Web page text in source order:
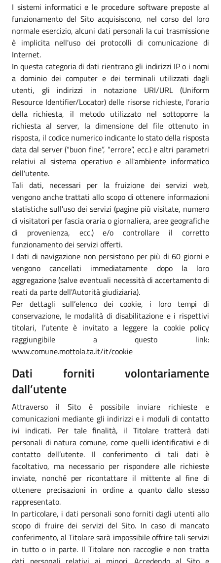
I sistemi informatici e le procedure software preposte al
funzionamento del Sito acquisiscono, nel corso del loro
normale esercizio, alcuni dati personali la cui trasmissione
è implicita nell'uso dei protocolli di comunicazione di
Internet.
In questa categoria di dati rientrano gli indirizzi IP o i nomi
a dominio dei computer e dei terminali utilizzati dagli
utenti, gli indirizzi in notazione URI/URL (Uniform
Resource Identifier/Locator) delle risorse richieste, l'orario
della richiesta, il metodo utilizzato nel sottoporre la
richiesta al server, la dimensione del file ottenuto in
risposta, il codice numerico indicante lo stato della risposta
data dal server (“buon fine”, “errore”, ecc.) e altri parametri
relativi al sistema operativo e all'ambiente informatico
dell'utente.
Tali dati, necessari per la fruizione dei servizi web,
vengono anche trattati allo scopo di ottenere informazioni
statistiche sull'uso dei servizi (pagine più visitate, numero
di visitatori per fascia oraria o giornaliera, aree geografiche
di provenienza, ecc.) e/o controllare il corretto
funzionamento dei servizi offerti.
I dati di navigazione non persistono per più di 60 giorni e
vengono cancellati immediatamente dopo la loro
aggregazione (salve eventuali necessità di accertamento di
reati da parte dell'Autorità giudiziaria).
Per dettagli sull’elenco dei cookie, i loro tempi di
conservazione, le modalità di disabilitazione e i rispettivi
titolari, l’utente è invitato a leggere la cookie policy
raggiungibile a questo link:
www.comune.mottola.ta.it/it/cookie
Dati forniti volontariamente
dall’utente
Attraverso il Sito è possibile inviare richieste e
comunicazioni mediante gli indirizzi e i moduli di contatto
ivi indicati. Per tale finalità, il Titolare tratterà dati
personali di natura comune, come quelli identificativi e di
contatto dell’utente. Il conferimento di tali dati è
facoltativo, ma necessario per rispondere alle richieste
inviate, nonché per ricontattare il mittente al fine di
ottenere precisazioni in ordine a quanto dallo stesso
rappresentato.
In particolare, i dati personali sono forniti dagli utenti allo
scopo di fruire dei servizi del Sito. In caso di mancato
conferimento, al Titolare sarà impossibile offrire tali servizi
in tutto o in parte. Il Titolare non raccoglie e non tratta